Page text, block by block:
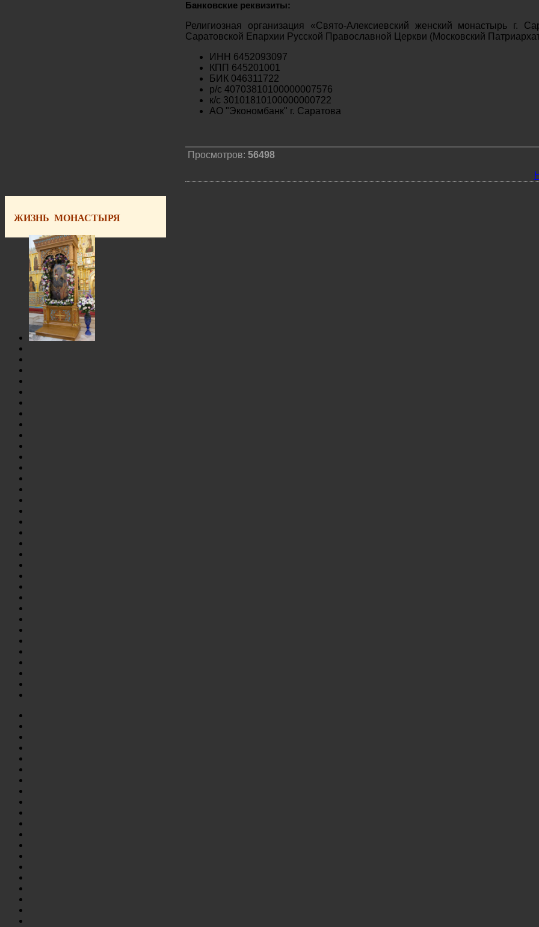
Банковские реквизиты:
Религиозная организация «Свято-Алексиевский женский монастырь г.
Саратовской Епархии Русской Православной Церкви (Московский
ИНН 6452093097
КПП 645201001
БИК 046311722
р/с 40703810100000007576
к/с 30101810100000000722
АО "Экономбанк" г. Саратова
Просмотров: 56498
ЖИЗНЬ МОНАСТЫРЯ